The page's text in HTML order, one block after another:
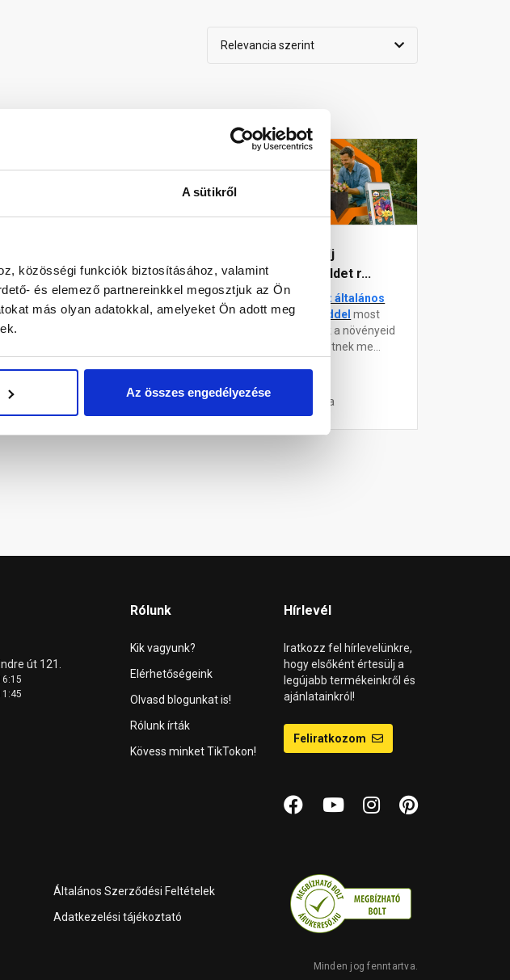
A sütikről
közösségi funkciók biztosításához, valamint
és elemező partnereinkkel megosztjuk az Ön
más olyan adatokkal, amelyeket Ön adott meg
Az összes engedélyezése
Relevancia szerint
ke...
kert
Barkács
Precíz
gipszkartonos
munka csak a
3 éve
Híreink
Vásárolj
virágföldet r...
Az
Újház általános
virágfölddel most
nemcsak a növényeid
szépülhetnek me...
4 hónapja
út 121.
Rólunk
Kik vagyunk?
Elérhetőségeink
Olvasd blogunkat is!
Rólunk írták
Kövess minket TikTokon!
Hírlevél
Iratkozz fel hírlevelünkre,
hogy elsőként értesülj a
legújabb termékeinkről és
ajánlatainkról!
Feliratkozom
Általános Szerződési Feltételek
Adatkezelési tájékoztató
Minden jog fenntartva.